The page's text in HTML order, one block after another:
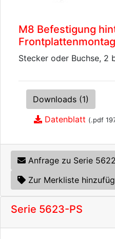
M8 Befestigung
Stecker oder Buchse, 2
Downloads (1)
Datenblatt (.pdf
Anfrage zu Serie
Zur Merkliste
Serie 5623-PS